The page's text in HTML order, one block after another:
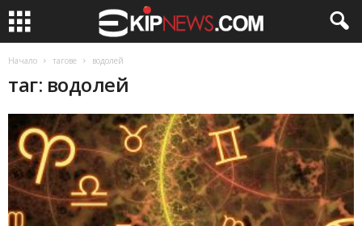
Начало тагове водолей
таг: водолей